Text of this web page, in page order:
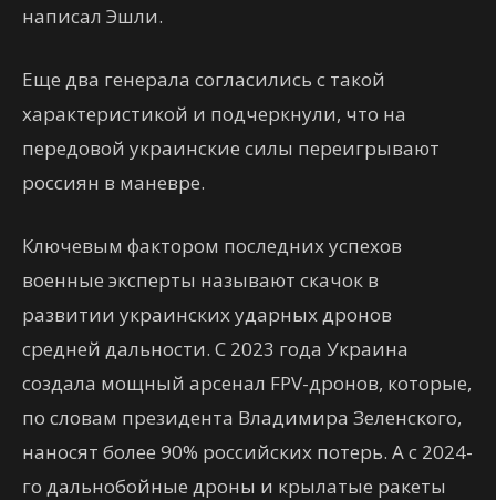
написал Эшли.
Еще два генерала согласились с такой
характеристикой и подчеркнули, что на
передовой украинские силы переигрывают
россиян в маневре.
Ключевым фактором последних успехов
военные эксперты называют скачок в
развитии украинских ударных дронов
средней дальности. С 2023 года Украина
создала мощный арсенал FPV-дронов, которые,
по словам президента Владимира Зеленского,
наносят более 90% российских потерь. А с 2024-
го дальнобойные дроны и крылатые ракеты